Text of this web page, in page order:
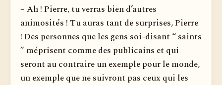
– Ah ! Pierre, tu verras bien d’autres
animosités ! Tu auras tant de surprises, Pierre
! Des personnes que les gens soi-disant “ saints
” méprisent comme des publicains et qui
seront au contraire un exemple pour le monde,
un exemple que ne suivront pas ceux qui les